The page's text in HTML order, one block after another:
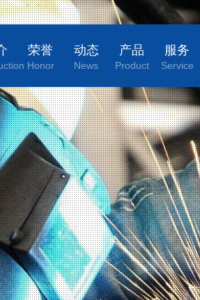
荣誉
Honor
动态
News
产品
Product
服务
Service